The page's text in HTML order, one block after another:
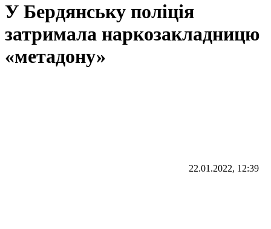
У Бердянську поліція
затримала наркозакладницю
«метадону»
22.01.2022, 12:39